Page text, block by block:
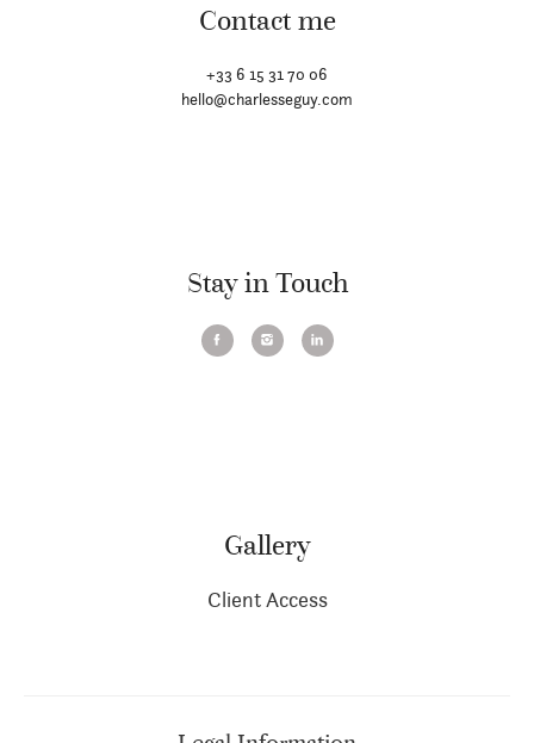
Contact me
+33 6 15 31 70 06
hello@charlesseguy.com
Stay in Touch
Gallery
Client Access